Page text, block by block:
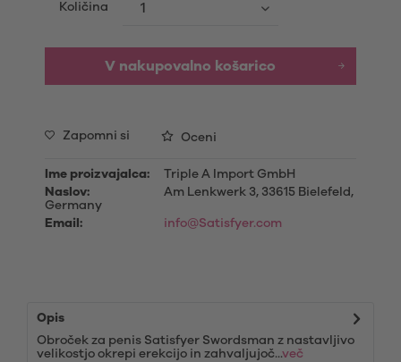
Količina
V nakupovalno košarico
Zapomni si Oceni
Ime proizvajalca:
Triple A Import GmbH
Naslov:
Am Lenkwerk 3, 33615 Bielefeld,
Germany
Email:
info@Satisfyer.com
Opis
Obroček za penis Satisfyer Swordsman z nastavljivo
velikostjo okrepi erekcijo in zahvaljujoč...več